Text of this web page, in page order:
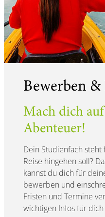
Bewerben
Mach dich
Abenteuer!
Dein Studienfach
Reise hingehen soll?
kannst du dich für
bewerben und
Fristen und Termine
wichtigen Infos für dich